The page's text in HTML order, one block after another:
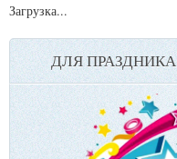
Загрузка...
ДЛЯ ПРАЗДНИКА